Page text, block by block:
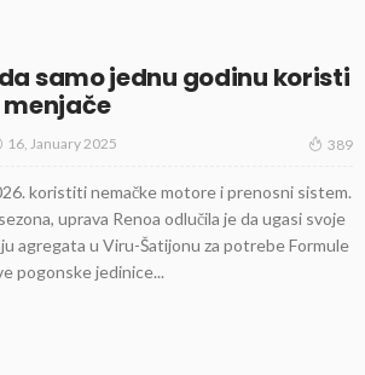
samo jednu godinu koristi
16, January 2025 389
koristiti nemačke motore i prenosni sistem.
uprava Renoa odlučila je da ugasi svoje
agregata u Viru-Šatijonu za potrebe Formule
pogonske jedinice...